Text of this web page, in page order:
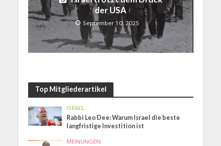
der USA
September 10, 2025
Top Mitgliederartikel
ISRAEL
Rabbi Leo Dee: Warum Israel die beste
langfristige Investition ist
MEINUNGEN